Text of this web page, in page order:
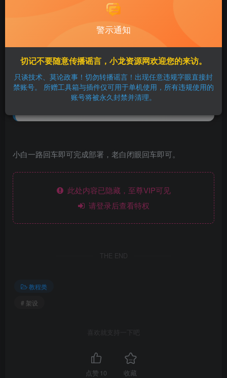
若内容已不准确或资源失效，欢迎留言或联系站长反
⚠️ 免责声明：
本文仅供学习与参考，观点仅代表作者个人意见，与
本站无关。
如有侵权问题，请立即联系我们处理，谢谢理解与支
小白一路回车即可完成部署，老白闭眼回车即可。
此处内容已隐藏，至尊VIP可见
请登录后查看特权
THE END
教程类
# 架设
喜欢就支持一下吧
点赞 10 收藏
警示通知
切记不要随意传播谣言，小龙资源网欢迎您的来访。
只谈技术、莫论政事！切勿转播谣言！出现任意违规字眼直接封
禁账号。 所赠工具箱与插件仅可用于单机使用，所有违规使用的
账号将被永久封禁并清理。